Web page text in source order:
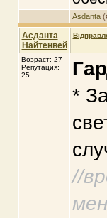
Asdanta
Асданта
Найтенвей
Возраст: 27
Репутация:
25
*
//